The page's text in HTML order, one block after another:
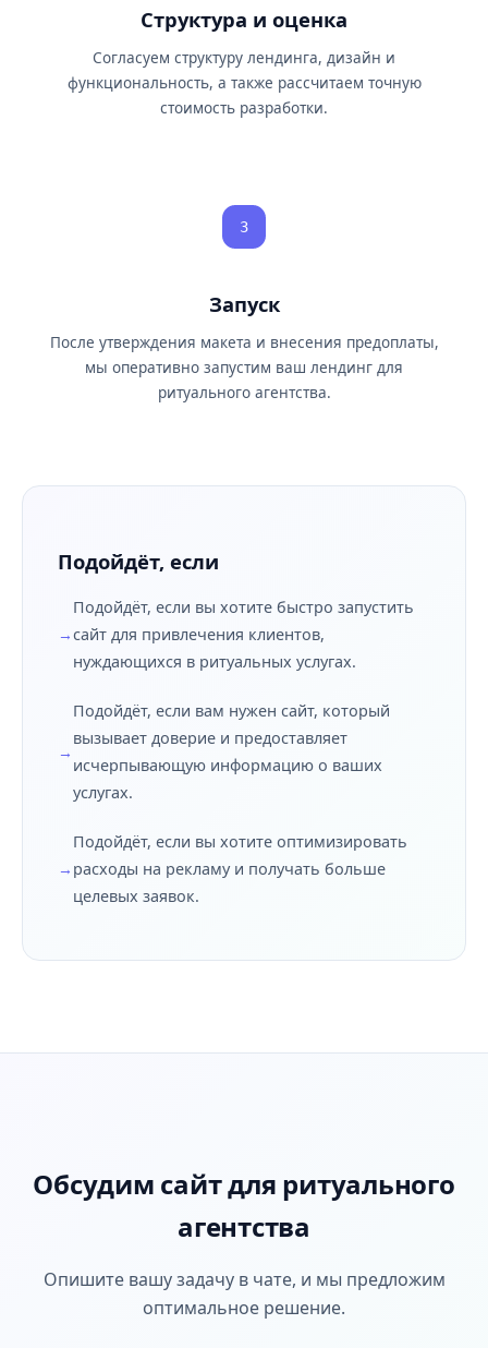
Структура и оценка
Согласуем структуру лендинга, дизайн и
функциональность, а также рассчитаем точную
стоимость разработки.
3
Запуск
После утверждения макета и внесения предоплаты,
мы оперативно запустим ваш лендинг для
ритуального агентства.
Подойдёт, если
Подойдёт, если вы хотите быстро запустить
сайт для привлечения клиентов,
нуждающихся в ритуальных услугах.
Подойдёт, если вам нужен сайт, который
вызывает доверие и предоставляет
исчерпывающую информацию о ваших
услугах.
Подойдёт, если вы хотите оптимизировать
расходы на рекламу и получать больше
целевых заявок.
Обсудим сайт для ритуального
агентства
Опишите вашу задачу в чате, и мы предложим
оптимальное решение.